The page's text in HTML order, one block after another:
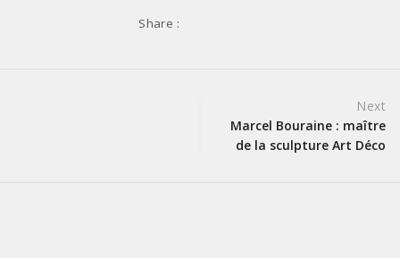
Share :
Next
Marcel Bouraine : maître
de la sculpture Art Déco